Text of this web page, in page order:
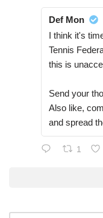
Def Mon
I think it's
Tennis
this is
Send your
Also like,
and spread
1